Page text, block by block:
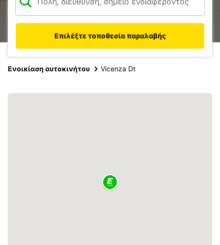
Επιλέξτε τοποθεσία παραλαβής
Ενοικίαση αυτοκινήτου Vicenza Dt